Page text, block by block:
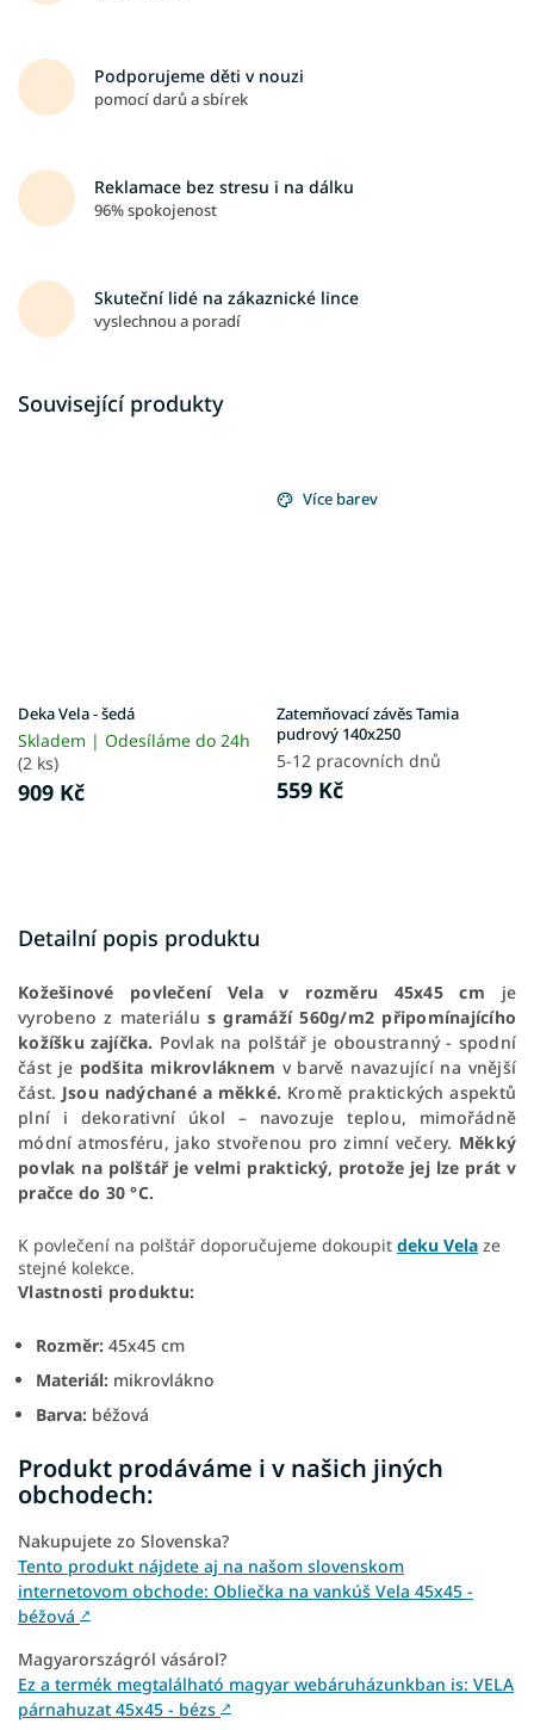
Podporujeme děti v nouzi
pomocí darů a sbírek
Reklamace bez stresu i na dálku
96% spokojenost
Skuteční lidé na zákaznické lince
vyslechnou a poradí
Související produkty
Deka Vela - šedá
Skladem | Odesíláme do 24h
(2 ks)
909 Kč
Více barev
Zatemňovací závěs Tamia
pudrový 140x250
5-12 pracovních dnů
559 Kč
Detailní popis produktu
Kožešinové povlečení Vela v rozměru 45x45 cm je
vyrobeno z materiálu s gramáží 560g/m2 připomínajícího
kožíšku zajíčka. Povlak na polštář je oboustranný - spodní
část je podšita mikrovláknem v barvě navazující na vnější
část. Jsou nadýchané a měkké. Kromě praktických aspektů
plní i dekorativní úkol – navozuje teplou, mimořádně
módní atmosféru, jako stvořenou pro zimní večery. Měkký
povlak na polštář je velmi praktický, protože jej lze prát v
pračce do 30 °C.
K povlečení na polštář doporučujeme dokoupit deku Vela ze
stejné kolekce.
Vlastnosti produktu:
Rozměr: 45x45 cm
Materiál: mikrovlákno
Barva: béžová
Produkt prodáváme i v našich jiných
obchodech:
Nakupujete zo Slovenska?
Tento produkt nájdete aj na našom slovenskom
internetovom obchode: Obliečka na vankúš Vela 45x45 -
béžová ↗
Magyarországról vásárol?
Ez a termék megtalálható magyar webáruházunkban is: VELA
párnahuzat 45x45 - bézs ↗